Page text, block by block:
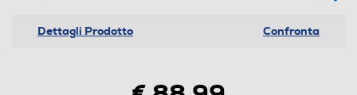
Dettagli Prodotto Confronta